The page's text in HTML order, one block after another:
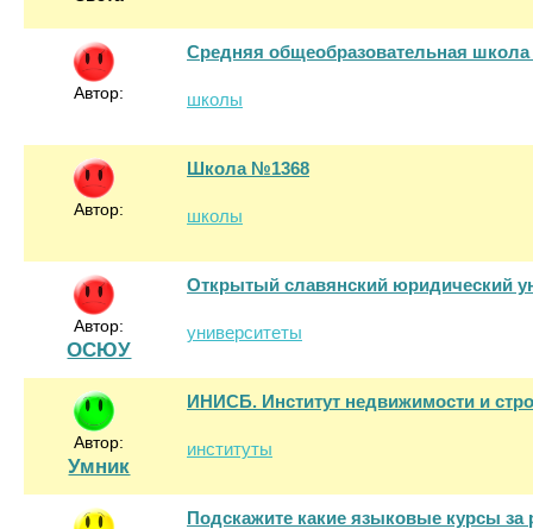
Автор:
Средняя общеобразовательная
школы
Автор:
Школа №1368
школы
Автор:
ОСЮУ
Открытый славянский юридический
университеты
Автор:
Умник
ИНИСБ. Институт недвижимости и
институты
Подскажите какие языковые курсы